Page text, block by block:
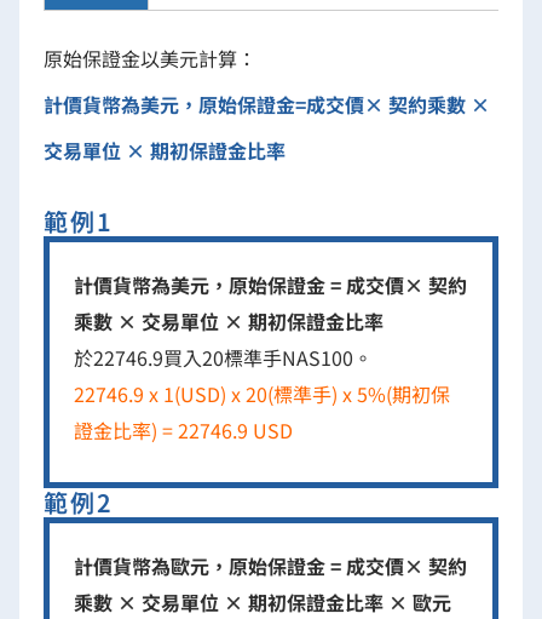
原始保證金以美元計算：
計價貨幣為美元，原始保證金=成交價× 契約乘數 ×
交易單位 × 期初保證金比率
範例1
計價貨幣為美元，原始保證金 = 成交價× 契約
乘數 × 交易單位 × 期初保證金比率
於22746.9買入20標準手NAS100。
22746.9 x 1(USD) x 20(標準手) x 5%(期初保
證金比率) = 22746.9 USD
範例2
計價貨幣為歐元，原始保證金 = 成交價× 契約
乘數 × 交易單位 × 期初保證金比率 × 歐元